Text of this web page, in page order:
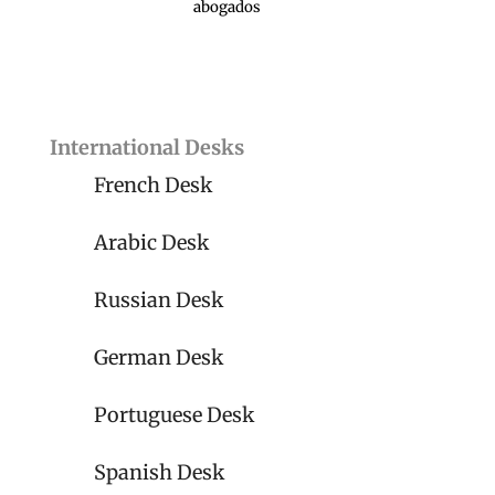
abogados
International Desks
French Desk
Arabic Desk
Russian Desk
German Desk
Portuguese Desk
Spanish Desk